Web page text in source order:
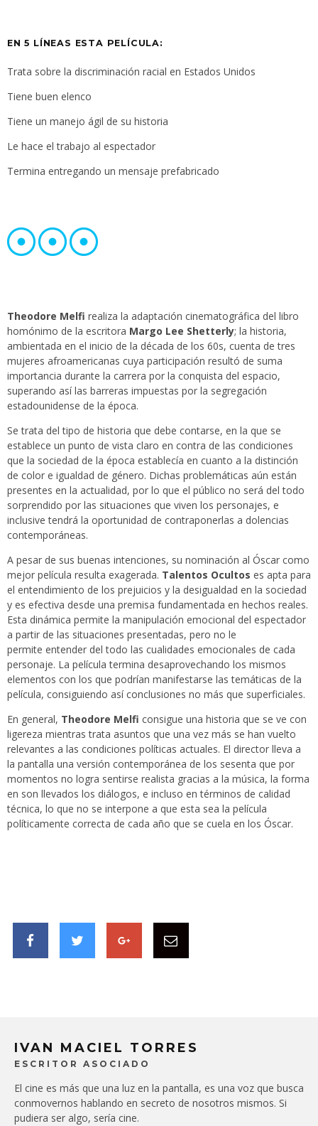
EN 5 LÍNEAS ESTA PELÍCULA:
Trata sobre la discriminación racial en Estados Unidos
Tiene buen elenco
Tiene un manejo ágil de su historia
Le hace el trabajo al espectador
Termina entregando un mensaje prefabricado
Theodore Melfi realiza la adaptación cinematográfica del libro
homónimo de la escritora Margo Lee Shetterly; la historia,
ambientada en el inicio de la década de los 60s, cuenta de tres
mujeres afroamericanas cuya participación resultó de suma
importancia durante la carrera por la conquista del espacio,
superando así las barreras impuestas por la segregación
estadounidense de la época.
Se trata del tipo de historia que debe contarse, en la que se
establece un punto de vista claro en contra de las condiciones
que la sociedad de la época establecía en cuanto a la distinción
de color e igualdad de género. Dichas problemáticas aún están
presentes en la actualidad, por lo que el público no será del todo
sorprendido por las situaciones que viven los personajes, e
inclusive tendrá la oportunidad de contraponerlas a dolencias
contemporáneas.
A pesar de sus buenas intenciones, su nominación al Óscar como
mejor película resulta exagerada. Talentos Ocultos es apta para
el entendimiento de los prejuicios y la desigualdad en la sociedad
y es efectiva desde una premisa fundamentada en hechos reales.
Esta dinámica permite la manipulación emocional del espectador
a partir de las situaciones presentadas, pero no le
permite entender del todo las cualidades emocionales de cada
personaje. La película termina desaprovechando los mismos
elementos con los que podrían manifestarse las temáticas de la
película, consiguiendo así conclusiones no más que superficiales.
En general, Theodore Melfi consigue una historia que se ve con
ligereza mientras trata asuntos que una vez más se han vuelto
relevantes a las condiciones políticas actuales. El director lleva a
la pantalla una versión contemporánea de los sesenta que por
momentos no logra sentirse realista gracias a la música, la forma
en son llevados los diálogos, e incluso en términos de calidad
técnica, lo que no se interpone a que esta sea la película
políticamente correcta de cada año que se cuela en los Óscar.
IVAN MACIEL TORRES
ESCRITOR ASOCIADO
El cine es más que una luz en la pantalla, es una voz que busca
conmovernos hablando en secreto de nosotros mismos. Si
pudiera ser algo, sería cine.